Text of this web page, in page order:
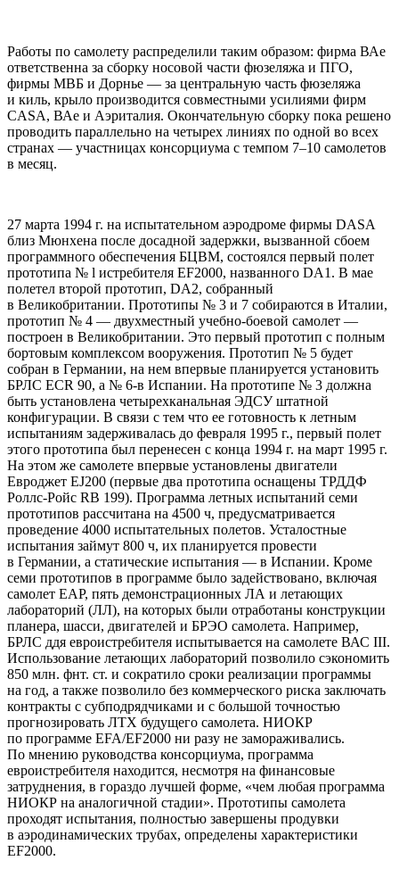
Работы по самолету распределили таким образом: фирма ВАе
ответственна за сборку носовой части фюзеляжа и ПГО,
фирмы МВБ и Дорнье — за центральную часть фюзеляжа
и киль, крыло производится совместными усилиями фирм
CASA, ВАе и Аэриталия. Окончательную сборку пока решено
проводить параллельно на четырех линиях по одной во всех
странах — участницах консорциума с темпом 7–10 самолетов
в месяц.
27 марта 1994 г. на испытательном аэродроме фирмы DASA
близ Мюнхена после досадной задержки, вызванной сбоем
программного обеспечения БЦВМ, состоялся первый полет
прототипа № l истребителя EF2000, названного DA1. В мае
полетел второй прототип, DA2, собранный
в Великобритании. Прототипы № 3 и 7 собираются в Италии,
прототип № 4 — двухместный учебно-боевой самолет —
построен в Великобритании. Это первый прототип с полным
бортовым комплексом вооружения. Прототип № 5 будет
собран в Германии, на нем впервые планируется установить
БРЛС ECR 90, а № 6-в Испании. На прототипе № 3 должна
быть установлена четырехканальная ЭДСУ штатной
конфигурации. В связи с тем что ее готовность к летным
испытаниям задерживалась до февраля 1995 г., первый полет
этого прототипа был перенесен с конца 1994 г. на март 1995 г.
На этом же самолете впервые установлены двигатели
Евроджет EJ200 (первые два прототипа оснащены ТРДДФ
Роллс-Ройс RB 199). Программа летных испытаний семи
прототипов рассчитана на 4500 ч, предусматривается
проведение 4000 испытательных полетов. Усталостные
испытания займут 800 ч, их планируется провести
в Германии, а статические испытания — в Испании. Кроме
семи прототипов в программе было задействовано, включая
самолет ЕАР, пять демонстрационных ЛА и летающих
лабораторий (ЛЛ), на которых были отработаны конструкции
планера, шасси, двигателей и БРЭО самолета. Например,
БРЛС ддя евроистребителя испытывается на самолете ВАС III.
Использование летающих лабораторий позволило сэкономить
850 млн. фнт. ст. и сократило сроки реализации программы
на год, а также позволило без коммерческого риска заключать
контракты с субподрядчиками и с большой точностью
прогнозировать ЛТХ будущего самолета. НИОКР
по программе EFA/EF2000 ни разу не замораживались.
По мнению руководства консорциума, программа
евроистребителя находится, несмотря на финансовые
затруднения, в гораздо лучшей форме, «чем любая программа
НИОКР на аналогичной стадии». Прототипы самолета
проходят испытания, полностью завершены продувки
в аэродинамических трубах, определены характеристики
EF2000.